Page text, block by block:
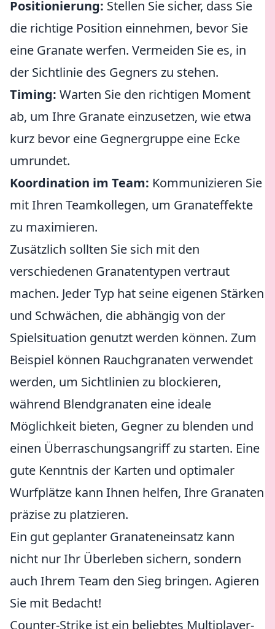
Positionierung: Stellen Sie sicher, dass Sie
die richtige Position einnehmen, bevor Sie
eine Granate werfen. Vermeiden Sie es, in
der Sichtlinie des Gegners zu stehen.
Timing: Warten Sie den richtigen Moment
ab, um Ihre Granate einzusetzen, wie etwa
kurz bevor eine Gegnergruppe eine Ecke
umrundet.
Koordination im Team: Kommunizieren Sie
mit Ihren Teamkollegen, um Granateffekte
zu maximieren.
Zusätzlich sollten Sie sich mit den
verschiedenen Granatentypen vertraut
machen. Jeder Typ hat seine eigenen Stärken
und Schwächen, die abhängig von der
Spielsituation genutzt werden können. Zum
Beispiel können Rauchgranaten verwendet
werden, um Sichtlinien zu blockieren,
während Blendgranaten eine ideale
Möglichkeit bieten, Gegner zu blenden und
einen Überraschungsangriff zu starten. Eine
gute Kenntnis der Karten und optimaler
Wurfplätze kann Ihnen helfen, Ihre Granaten
präzise zu platzieren.
Ein gut geplanter Granateneinsatz kann
nicht nur Ihr Überleben sichern, sondern
auch Ihrem Team den Sieg bringen. Agieren
Sie mit Bedacht!
Counter-Strike ist ein beliebtes Multiplayer-